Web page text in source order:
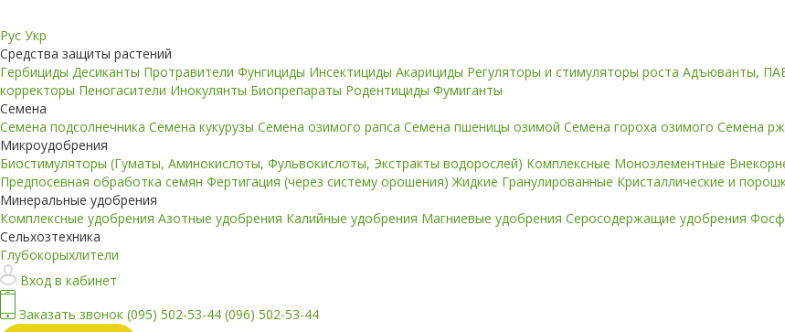
Рус Укр
Средства защиты растений
Гербициды Десиканты Протравители Фунгициды Инсектициды Акарициды Регуляторы и стимуляторы роста Адъюванты,
корректоры Пеногасители Инокулянты Биопрепараты Родентициды Фумиганты
Семена
Семена подсолнечника Семена кукурузы Семена озимого рапса Семена пшеницы озимой Семена гороха озимого Семена
Микроудобрения
Биостимуляторы (Гуматы, Аминокислоты, Фульвокислоты, Экстракты водорослей) Комплексные Моноэлементные
Предпосевная обработка семян Фертигация (через систему орошения)Жидкие Гранулированные Кристаллические и
Минеральные удобрения
Комплексные удобрения Азотные удобрения Калийные удобрения Магниевые удобрения Серосодержащие удобрения
Сельхозтехника
Глубокорыхлители
Вход в кабинет
Заказать звонок (095) 502-53-44 (096) 502-53-44